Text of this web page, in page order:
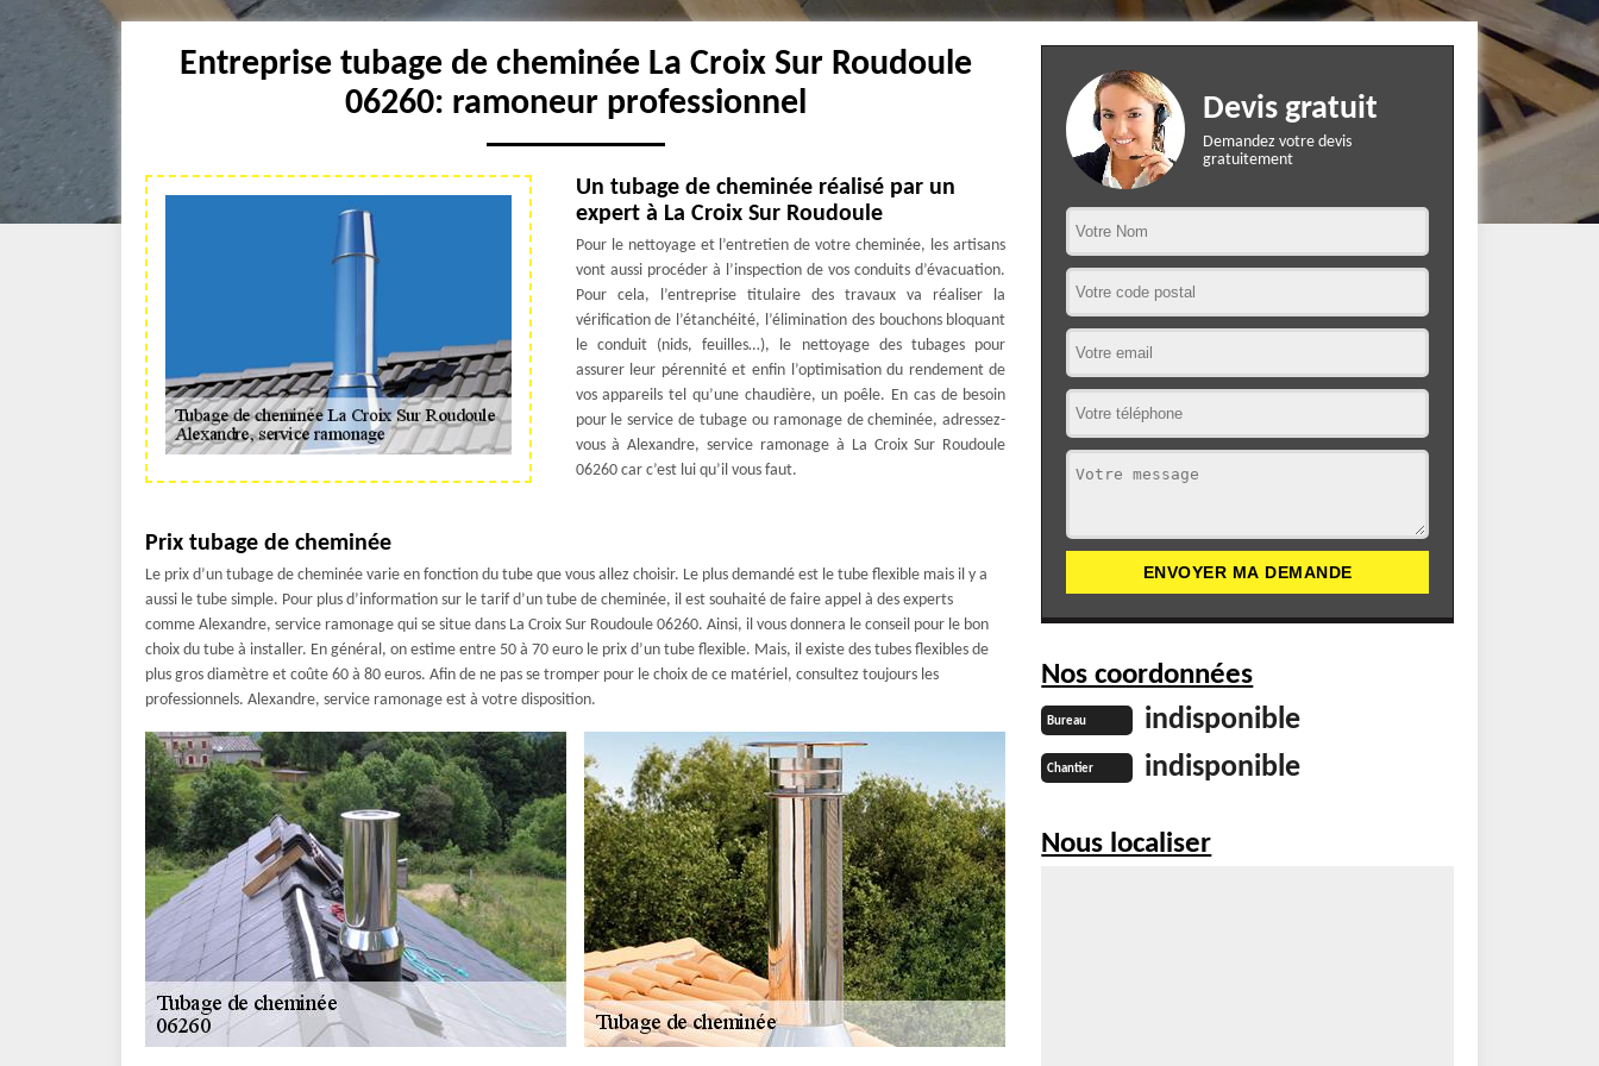
Entreprise tubage de cheminée La Croix Sur Roudoule
06260: ramoneur professionnel
Un tubage de cheminée réalisé par un
expert à La Croix Sur Roudoule
Pour le nettoyage et l’entretien de votre cheminée, les artisans
vont aussi procéder à l’inspection de vos conduits d’évacuation.
Pour cela, l’entreprise titulaire des travaux va réaliser la
vérification de l’étanchéité, l’élimination des bouchons bloquant
le conduit (nids, feuilles…), le nettoyage des tubages pour
assurer leur pérennité et enfin l’optimisation du rendement de
vos appareils tel qu’une chaudière, un poêle. En cas de besoin
pour le service de tubage ou ramonage de cheminée, adressez-
vous à Alexandre, service ramonage à La Croix Sur Roudoule
06260 car c’est lui qu’il vous faut.
Prix tubage de cheminée
Le prix d’un tubage de cheminée varie en fonction du tube que vous allez choisir. Le plus demandé est le tube flexible mais il y a
aussi le tube simple. Pour plus d’information sur le tarif d’un tube de cheminée, il est souhaité de faire appel à des experts
comme Alexandre, service ramonage qui se situe dans La Croix Sur Roudoule 06260. Ainsi, il vous donnera le conseil pour le bon
choix du tube à installer. En général, on estime entre 50 à 70 euro le prix d’un tube flexible. Mais, il existe des tubes flexibles de
plus gros diamètre et coûte 60 à 80 euros. Afin de ne pas se tromper pour le choix de ce matériel, consultez toujours les
professionnels. Alexandre, service ramonage est à votre disposition.
Devis gratuit
Demandez votre devis
gratuitement
Nos coordonnées
Bureau indisponible
Chantier indisponible
Nous localiser